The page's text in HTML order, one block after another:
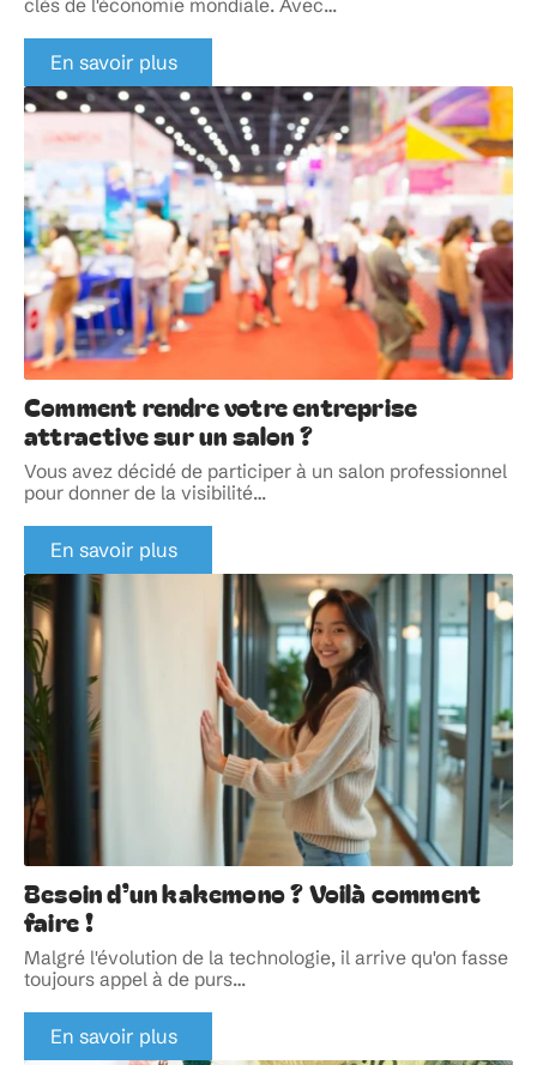
clés de l'économie mondiale. Avec…
En savoir plus
Comment rendre votre entreprise
attractive sur un salon ?
Vous avez décidé de participer à un salon professionnel
pour donner de la visibilité…
En savoir plus
Besoin d’un kakemono ? Voilà comment
faire !
Malgré l'évolution de la technologie, il arrive qu'on fasse
toujours appel à de purs…
En savoir plus